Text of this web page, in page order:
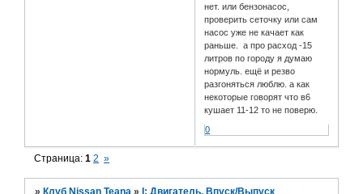
нет. или бензонасос,
проверить сеточку или сам
насос уже не качает как
раньше. а про расход -15
литров по городу я думаю
нормуль. ещё и резво
разгоняться люблю. а как
некоторые говорят что в6
кушает 11-12 то не поверю.
0
Страница:1 2 »